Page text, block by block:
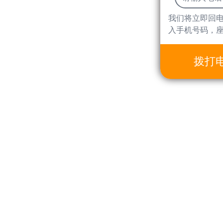
我们将立即回
入手机号码，
拨打